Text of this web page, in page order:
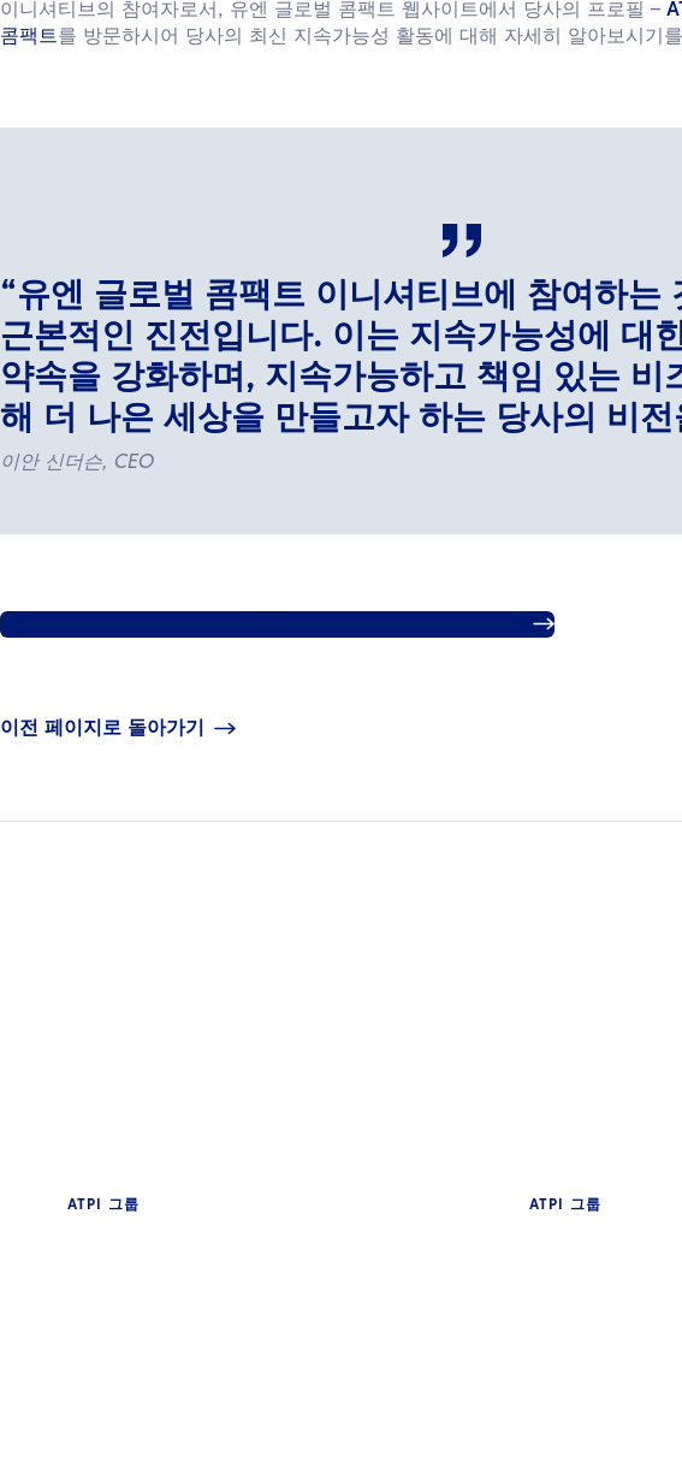
이니셔티브의 참여자로서, 유엔 글로벌 콤팩트 웹사이트에서 당사의 프로필 –
콤팩트를 방문하시어 당사의 최신 지속가능성 활동에 대해 자세히 알아보시기
“유엔 글로벌 콤팩트 이니셔티브에 참여하는
근본적인 진전입니다. 이는 지속가능성에 대
약속을 강화하며, 지속가능하고 책임 있는 비
해 더 나은 세상을 만들고자 하는 당사의 비전
이안 신더슨, CEO
이전 페이지로 돌아가기
ATPI 그룹 ATPI 그룹